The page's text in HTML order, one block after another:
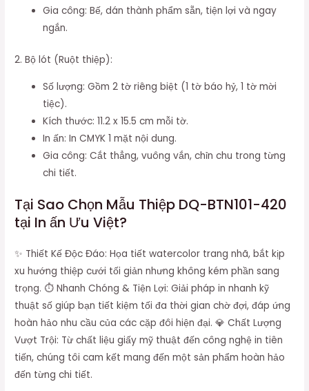
Gia công: Bế, dán thành phẩm sẵn, tiện lợi và ngay
ngắn.
2. Bộ lót (Ruột thiệp):
Số lượng: Gồm 2 tờ riêng biệt (1 tờ báo hỷ, 1 tờ mời
tiệc).
Kích thước: 11.2 x 15.5 cm mỗi tờ.
In ấn: In CMYK 1 mặt nội dung.
Gia công: Cắt thẳng, vuông vắn, chỉn chu trong từng
chi tiết.
Tại Sao Chọn Mẫu Thiệp DQ-BTN101-420
tại In ấn Ưu Việt?
✨ Thiết Kế Độc Đáo: Họa tiết watercolor trang nhã, bắt kịp
xu hướng thiệp cưới tối giản nhưng không kém phần sang
trọng. ⏱️ Nhanh Chóng & Tiện Lợi: Giải pháp in nhanh kỹ
thuật số giúp bạn tiết kiệm tối đa thời gian chờ đợi, đáp ứng
hoàn hảo nhu cầu của các cặp đôi hiện đại. 💎 Chất Lượng
Vượt Trội: Từ chất liệu giấy mỹ thuật đến công nghệ in tiên
tiến, chúng tôi cam kết mang đến một sản phẩm hoàn hảo
đến từng chi tiết.